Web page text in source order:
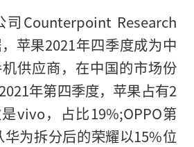
Counterpoint Research
苹果2021年四季度成为中
供应商，在中国的市场份
年第四季度，苹果占有2
vivo，占比19%;OPPO第
为拆分后的荣耀以15%位